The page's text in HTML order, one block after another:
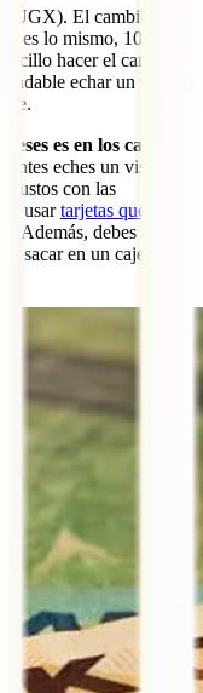
(UGX). El cambio
es lo mismo, 10.000
hacer el cambio
echar un vistazo
es en los cajeros
eches un vistazo a
sustos con las
usartarjetas que no
. Además, debes tener
sacar en un cajero es